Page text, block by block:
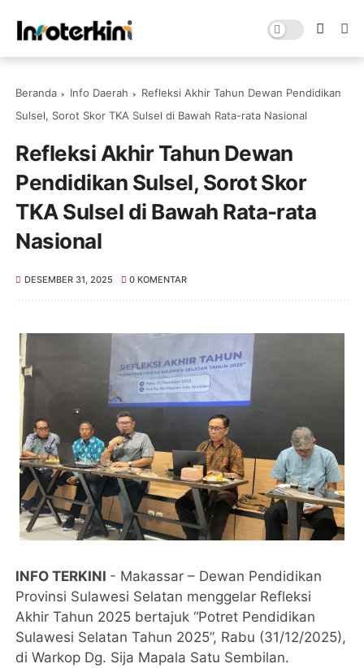
Beranda Info Daerah
Refleksi Akhir Tahun Dewan Pendidikan
Sulsel, Sorot Skor TKA Sulsel di Bawah Rata-rata Nasional
Refleksi Akhir Tahun Dewan
Pendidikan Sulsel, Sorot Skor
TKA Sulsel di Bawah Rata-rata
Nasional
DESEMBER 31, 2025 0 KOMENTAR
INFO TERKINI - Makassar – Dewan Pendidikan
Provinsi Sulawesi Selatan menggelar Refleksi
Akhir Tahun 2025 bertajuk “Potret Pendidikan
Sulawesi Selatan Tahun 2025”, Rabu (31/12/2025),
di Warkop Dg. Sija Mapala Satu Sembilan.